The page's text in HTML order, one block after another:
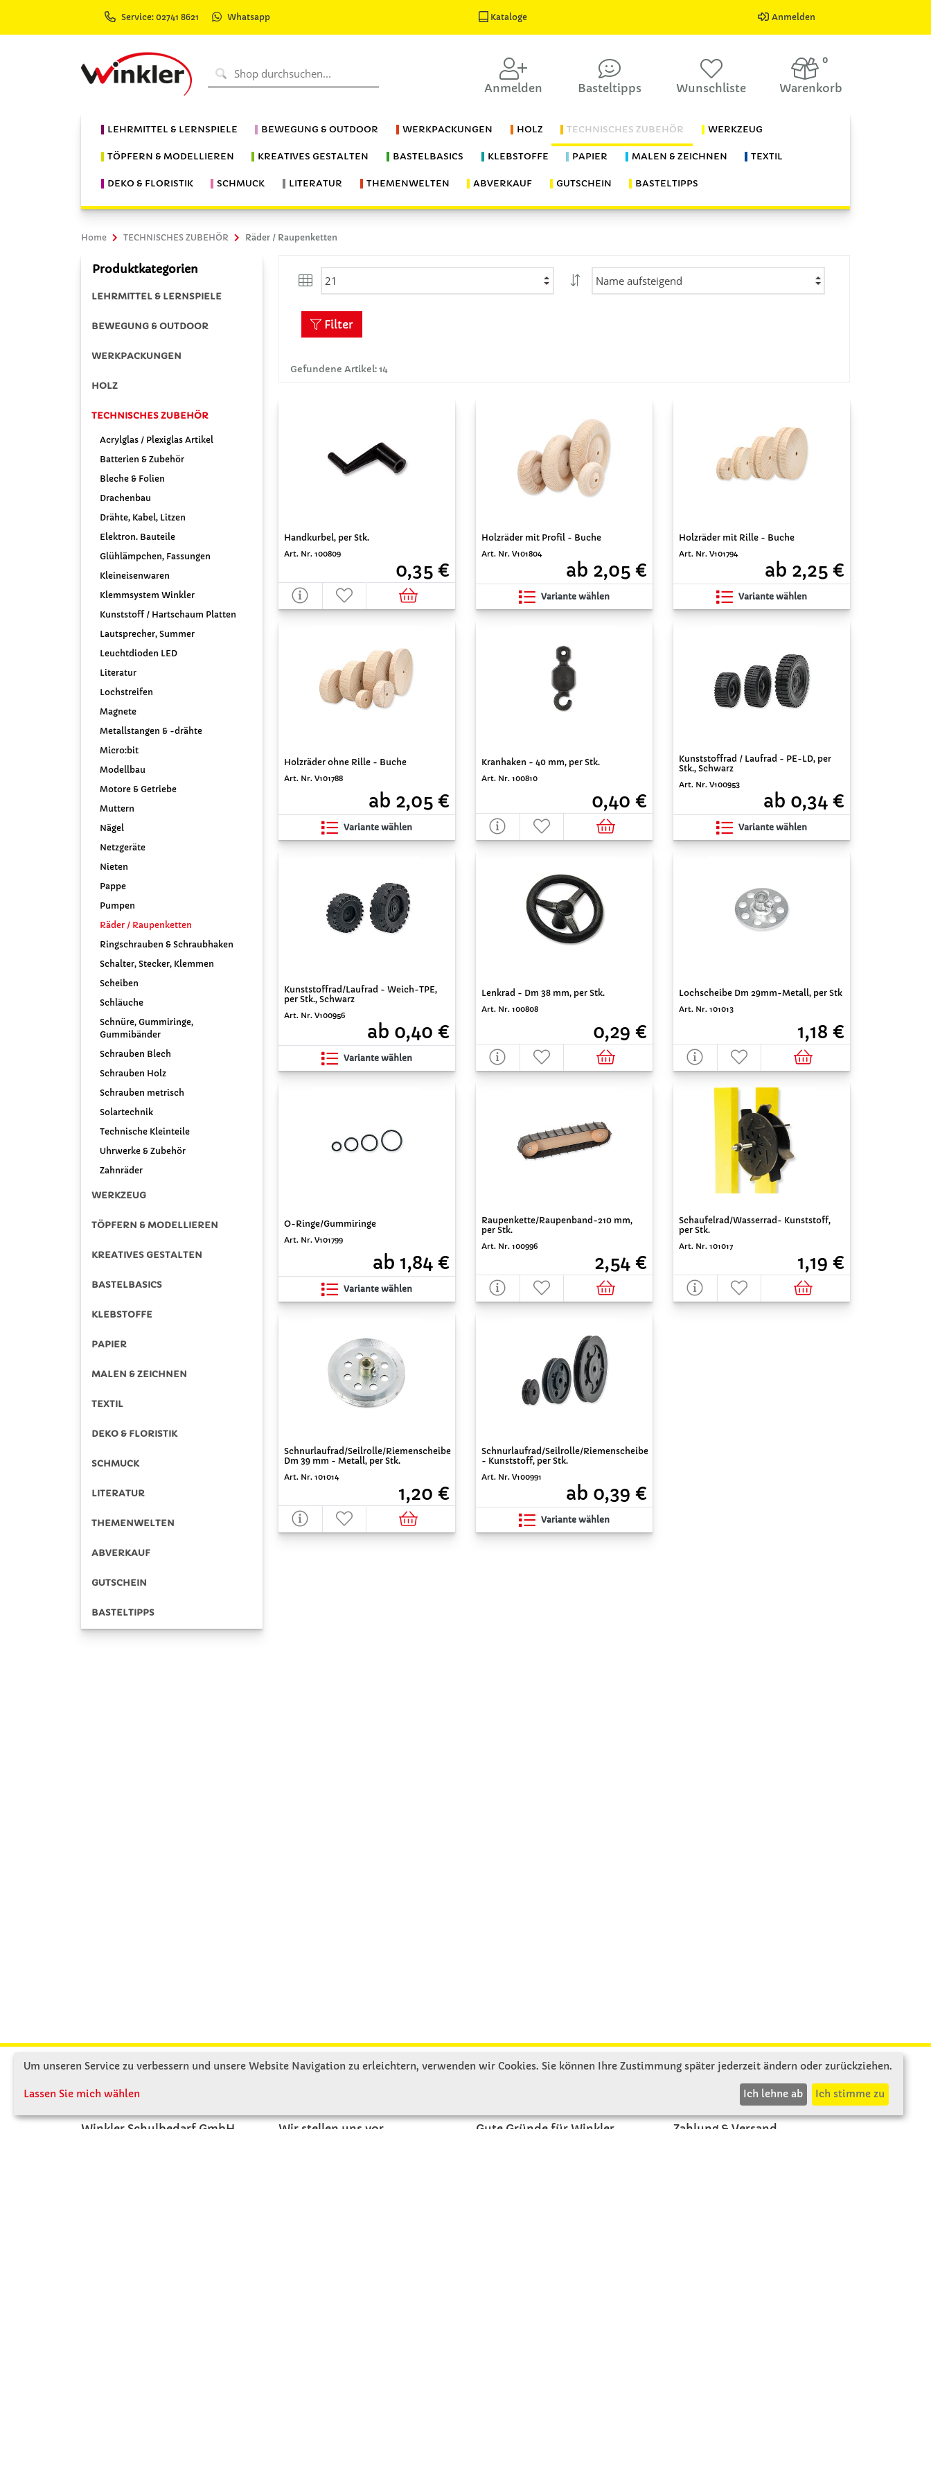
Service: 02741 8621 Whatsapp Kataloge Anmelden
Anmelden Basteltipps Wunschliste
0
Warenkorb
LEHRMITTEL & LERNSPIELE BEWEGUNG & OUTDOOR WERKPACKUNGEN HOLZ TECHNISCHES ZUBEHÖR WERKZEUG
TÖPFERN & MODELLIEREN KREATIVES GESTALTEN BASTELBASICS KLEBSTOFFE PAPIER MALEN & ZEICHNEN TEXTIL
DEKO & FLORISTIK SCHMUCK LITERATUR THEMENWELTEN ABVERKAUF GUTSCHEIN BASTELTIPPS
Home TECHNISCHES ZUBEHÖR Räder / Raupenketten
Produktkategorien
LEHRMITTEL & LERNSPIELE
BEWEGUNG & OUTDOOR
WERKPACKUNGEN
HOLZ
TECHNISCHES ZUBEHÖR
Acrylglas / Plexiglas Artikel
Batterien & Zubehör
Bleche & Folien
Drachenbau
Drähte, Kabel, Litzen
Elektron. Bauteile
Glühlämpchen, Fassungen
Kleineisenwaren
Klemmsystem Winkler
Kunststoff / Hartschaum Platten
Lautsprecher, Summer
Leuchtdioden LED
Literatur
Lochstreifen
Magnete
Metallstangen & -drähte
Micro:bit
Modellbau
Motore & Getriebe
Muttern
Nägel
Netzgeräte
Nieten
Pappe
Pumpen
Räder / Raupenketten
Ringschrauben & Schraubhaken
Schalter, Stecker, Klemmen
Scheiben
Schläuche
Schnüre, Gummiringe,
Gummibänder
Schrauben Blech
Schrauben Holz
Schrauben metrisch
Solartechnik
Technische Kleinteile
Uhrwerke & Zubehör
Zahnräder
WERKZEUG
TÖPFERN & MODELLIEREN
KREATIVES GESTALTEN
BASTELBASICS
KLEBSTOFFE
PAPIER
MALEN & ZEICHNEN
TEXTIL
DEKO & FLORISTIK
SCHMUCK
LITERATUR
THEMENWELTEN
ABVERKAUF
GUTSCHEIN
BASTELTIPPS
Gefundene Artikel: 14
Filter
Handkurbel, per Stk.
Art. Nr. 100809
0,35 €
Holzräder mit Profil - Buche
Art. Nr. V101804
ab 2,05 €
Variante wählen
Holzräder mit Rille - Buche
Art. Nr. V101794
ab 2,25 €
Variante wählen
Holzräder ohne Rille - Buche
Art. Nr. V101788
ab 2,05 €
Variante wählen
Kranhaken - 40 mm, per Stk.
Art. Nr. 100810
0,40 €
Kunststoffrad / Laufrad - PE-LD, per
Stk., Schwarz
Art. Nr. V100953
ab 0,34 €
Variante wählen
Kunststoffrad/Laufrad - Weich-TPE,
per Stk., Schwarz
Art. Nr. V100956
ab 0,40 €
Variante wählen
Lenkrad - Dm 38 mm, per Stk.
Art. Nr. 100808
0,29 €
Lochscheibe Dm 29mm-Metall, per Stk
Art. Nr. 101013
1,18 €
O-Ringe/Gummiringe
Art. Nr. V101799
ab 1,84 €
Variante wählen
Raupenkette/Raupenband-210 mm,
per Stk.
Art. Nr. 100996
2,54 €
Schaufelrad/Wasserrad- Kunststoff,
per Stk.
Art. Nr. 101017
1,19 €
Schnurlaufrad/Seilrolle/Riemenscheibe
Dm 39 mm - Metall, per Stk.
Art. Nr. 101014
1,20 €
Schnurlaufrad/Seilrolle/Riemenscheibe
- Kunststoff, per Stk.
Art. Nr. V100991
ab 0,39 €
Variante wählen
KONTAKT
Winkler Schulbedarf GmbH
Wir stellen uns vor
Gute Gründe für Winkler
Zahlung & Versand
Um unseren Service zu verbessern und unsere Website Navigation zu erleichtern, verwenden wir Cookies. Sie können Ihre Zustimmung später jederzeit ändern oder zurückziehen.
Lassen Sie mich wählen Ich lehne ab Ich stimme zu